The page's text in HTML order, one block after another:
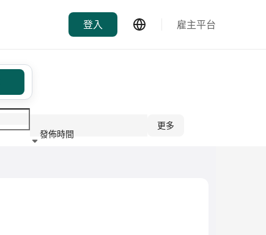
登入 雇主平台
發佈時間
更多